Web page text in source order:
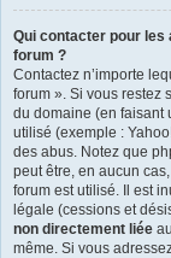
Qui contacter pour les
forum ?
Contactez n’importe
forum ». Si vous restez
du domaine (en faisant
utilisé (exemple :
des abus. Notez que
peut être, en aucun
forum est utilisé. Il est
légale (cessions et
non directement liée
même. Si vous